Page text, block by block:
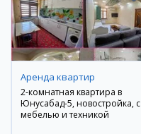
Аренда квартир
2-комнатная квартира в
Юнусабад-5, новостройка, с
мебелью и техникой